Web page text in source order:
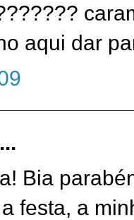
aqui dar
Bia
festa, a